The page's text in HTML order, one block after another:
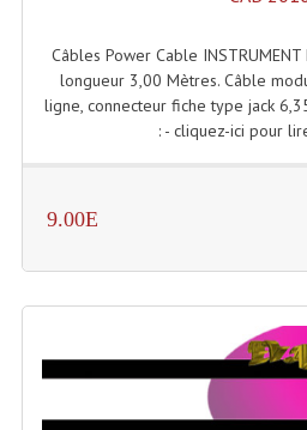
Câbles Power Cable
longueur 3,00 Mètres. Câble
ligne, connecteur fiche type jack
: - cliquez-ici pour
9.00E